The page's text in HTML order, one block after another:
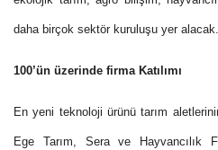
daha birçok sektör kuruluşu yer alacak.
100’ün üzerinde firma Katılımı
En yeni teknoloji ürünü tarım
Ege Tarım, Sera ve Hayvancılık